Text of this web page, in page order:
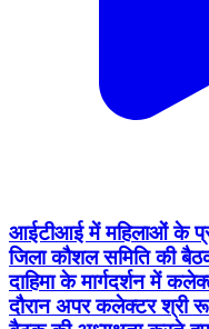
आईटीआई में महिलाओं के
जिला कौशल समिति की
दाहिमा के मार्गदर्शन में
दौरान अपर कलेक्टर श्री